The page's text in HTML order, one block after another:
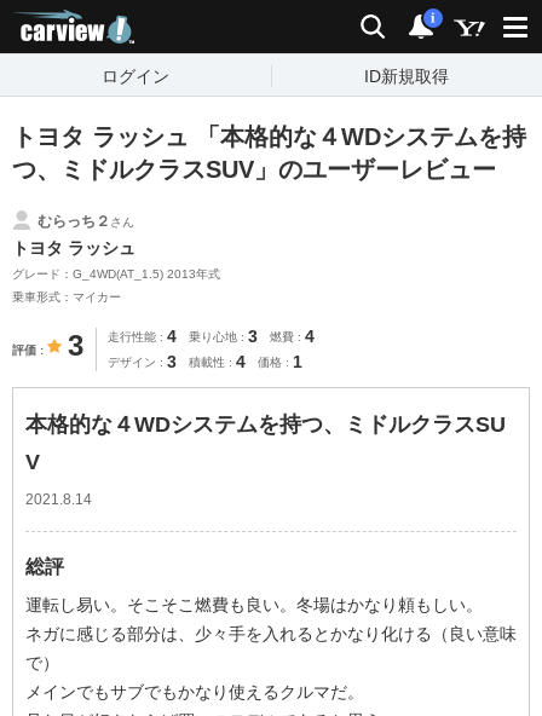
検索 通知
i
ログイン ID新規取得
トヨタ ラッシュ 「本格的な４WDシステムを持
つ、ミドルクラスSUV」のユーザーレビュー
むらっち２ さん
トヨタ ラッシュ
グレード：G_4WD(AT_1.5) 2013年式
乗車形式：マイカー
評価 3 走行性能 4 乗り心地 3 燃費 4
デザイン 3 積載性 4 価格 1
本格的な４WDシステムを持つ、ミドルクラスSU
V
2021.8.14
総評
運転し易い。そこそこ燃費も良い。冬場はかなり頼もしい。
ネガに感じる部分は、少々手を入れるとかなり化ける（良い意味
で）
メインでもサブでもかなり使えるクルマだ。